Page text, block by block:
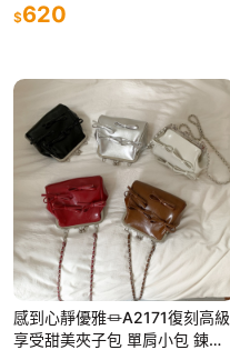
$620
感到心靜優雅⏛A2171復刻高級
享受甜美夾子包 單肩小包 鍊條